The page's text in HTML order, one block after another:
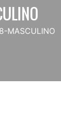
MASCULINO